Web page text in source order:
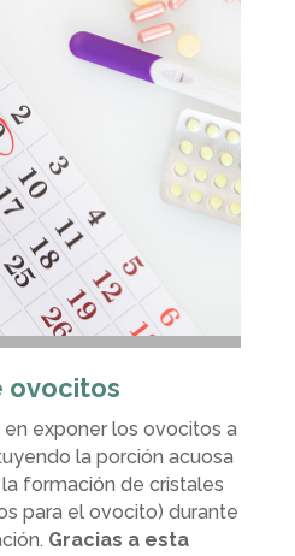
ovocitos
exponer los ovocitos a
la porción acuosa
formación de cristales
para el ovocito) durante
Gracias a esta